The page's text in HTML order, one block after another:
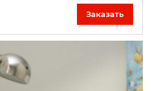
Заказать